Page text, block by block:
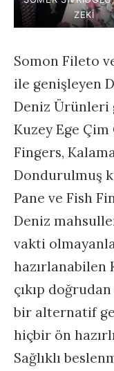
ZEKI
Somon Fileto
ile genişleyen
Deniz Ürünleri
Kuzey Ege
Fingers,
Dondurulmuş
Pane ve Fish
Deniz
vakti
hazırlanabilen
çıkıp
bir alternatif
hiçbir ön
Sağlıklı